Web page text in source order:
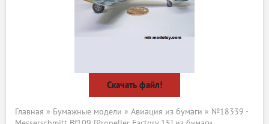
Скачать файл!
Главная » Бумажные модели » Авиация из бумаги » №18339 -